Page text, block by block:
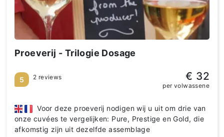
Proeverij - Trilogie Dosage
Voor deze proeverij nodigen wij u uit om drie van
onze cuvées te vergelijken: Pure, Prestige en Gold, die
afkomstig zijn uit dezelfde assemblage
5 2 reviews € 32
per volwassene